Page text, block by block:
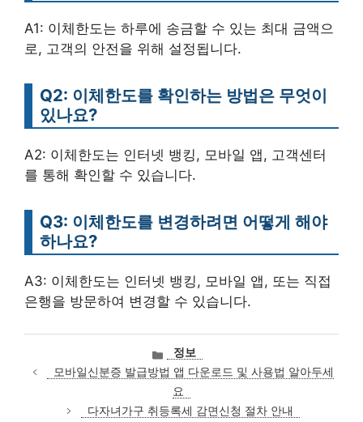
A1: 이체한도는 하루에 송금할 수 있는 최대 금액으
로, 고객의 안전을 위해 설정됩니다.
Q2: 이체한도를 확인하는 방법은 무엇이
있나요?
A2: 이체한도는 인터넷 뱅킹, 모바일 앱, 고객센터
를 통해 확인할 수 있습니다.
Q3: 이체한도를 변경하려면 어떻게 해야
하나요?
A3: 이체한도는 인터넷 뱅킹, 모바일 앱, 또는 직접
은행을 방문하여 변경할 수 있습니다.
카
테
고
리
정보
모바일신분증 발급방법 앱 다운로드 및 사용법 알아두세
요
다자녀가구 취등록세 감면신청 절차 안내